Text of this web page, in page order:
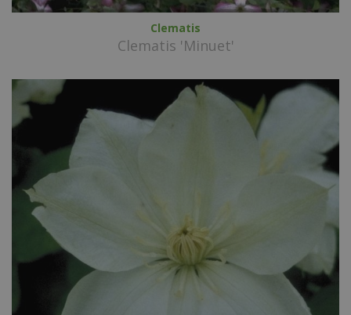
Clematis
Clematis 'Minuet'